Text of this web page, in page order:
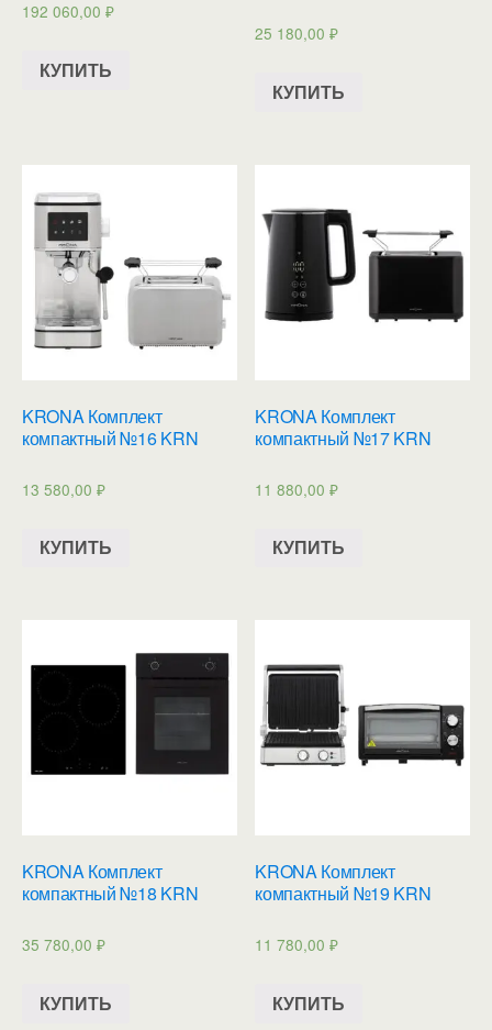
192 060,00 ₽
КУПИТЬ
25 180,00₽
КУПИТЬ
KRONA Комплект
компактный №16 KRN
13 580,00 ₽
КУПИТЬ
KRONA Комплект
компактный №17 KRN
11 880,00₽
КУПИТЬ
KRONA Комплект
компактный №18 KRN
35 780,00 ₽
КУПИТЬ
KRONA Комплект
компактный №19 KRN
11 780,00₽
КУПИТЬ